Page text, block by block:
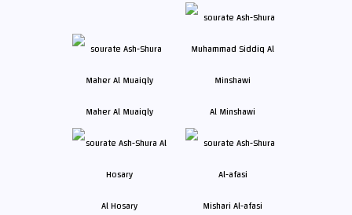
Maher Al Muaiqly Al Minshawi
Al Hosary Mishari Al-afasi